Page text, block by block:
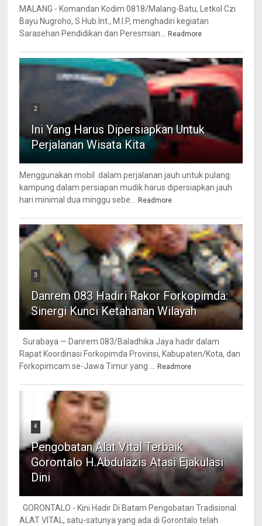
MALANG - Komandan Kodim 0818/Malang-Batu, Letkol Czi
Bayu Nugroho, S.Hub.Int., M.I.P, menghadiri kegiatan
Sarasehan Pendidikan dan Peresmian...
Readmore
2
Ini Yang Harus Dipersiapkan Untuk
Perjalanan Wisata Kita
Menggunakan mobil dalam perjalanan jauh untuk pulang
kampung dalam persiapan mudik harus dipersiapkan jauh
hari minimal dua minggu sebe...
Readmore
3
Danrem 083 Hadiri Rakor Forkopimda:
Sinergi Kunci Ketahanan Wilayah
Surabaya — Danrem 083/Baladhika Jaya hadir dalam
Rapat Koordinasi Forkopimda Provinsi, Kabupaten/Kota, dan
Forkopimcam se-Jawa Timur yang ...
Readmore
4
Pengobatan Alat Vital Terbaik
Gorontalo H.Abdulazis Atasi Ejakulasi
Dini
GORONTALO - Kini Hadir Di Batam Pengobatan Tradisional
ALAT VITAL, satu-satunya yang ada di Gorontalo telah